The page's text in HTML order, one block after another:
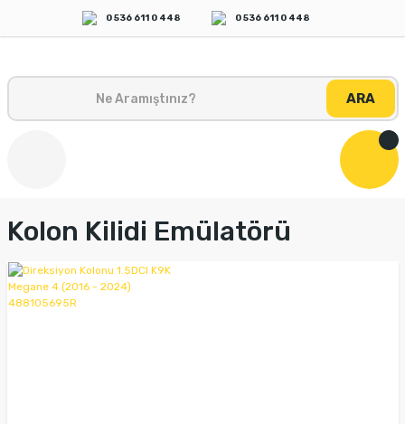
0 536 611 0 448 0 536 611 0 448
ARA
Kolon Kilidi Emülatörü